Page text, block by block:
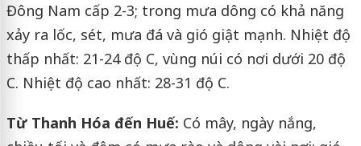
Đông Nam cấp 2-3; trong mưa dông có khả năng
xảy ra lốc, sét, mưa đá và gió giật mạnh. Nhiệt độ
thấp nhất: 21-24 độ C, vùng núi có nơi dưới 20 độ
C. Nhiệt độ cao nhất: 28-31 độ C.
Từ Thanh Hóa đến Huế: Có mây, ngày nắng,